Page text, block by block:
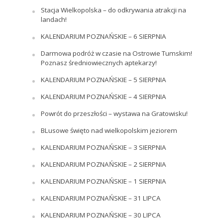
Stacja Wielkopolska – do odkrywania atrakcji na
landach!
KALENDARIUM POZNAŃSKIE – 6 SIERPNIA
Darmowa podróż w czasie na Ostrowie Tumskim!
Poznasz średniowiecznych aptekarzy!
KALENDARIUM POZNAŃSKIE – 5 SIERPNIA
KALENDARIUM POZNAŃSKIE – 4 SIERPNIA
Powrót do przeszłości – wystawa na Gratowisku!
BLusowe święto nad wielkopolskim jeziorem
KALENDARIUM POZNAŃSKIE – 3 SIERPNIA
KALENDARIUM POZNAŃSKIE – 2 SIERPNIA
KALENDARIUM POZNAŃSKIE – 1 SIERPNIA
KALENDARIUM POZNAŃSKIE – 31 LIPCA
KALENDARIUM POZNAŃSKIE – 30 LIPCA